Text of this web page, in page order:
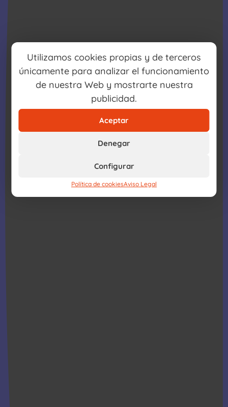
Utilizamos cookies propias y de terceros
únicamente para analizar el funcionamiento
de nuestra Web y mostrarte nuestra
publicidad.
Aceptar
Denegar
Configurar
Política de cookiesAviso Legal